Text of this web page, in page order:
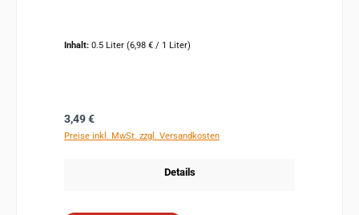
Inhalt: 0.5 Liter (6,98 € / 1 Liter)
Regulärer Preis:
3,49 €
Preise inkl. MwSt. zzgl. Versandkosten
Details